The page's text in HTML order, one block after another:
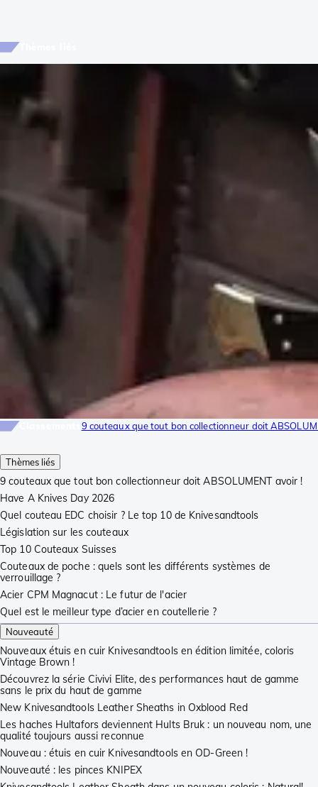
Thèmes liés
9 couteaux que tout bon collectionneur doit ABSOLUMENT avoir !
Have A Knives Day 2026
Quel couteau EDC choisir ? Le top 10 de Knivesandtools
Législation sur les couteaux
Top 10 Couteaux Suisses
Couteaux de poche : quels sont les différents systèmes de
verrouillage ?
Acier CPM Magnacut : Le futur de l'acier
Quel est le meilleur type d’acier en coutellerie ?
Nouveauté
Nouveaux étuis en cuir Knivesandtools en édition limitée, coloris
Vintage Brown !
Découvrez la série Civivi Elite, des performances haut de gamme
sans le prix du haut de gamme
New Knivesandtools Leather Sheaths in Oxblood Red
Les haches Hultafors deviennent Hults Bruk : un nouveau nom, une
qualité toujours aussi reconnue
Nouveau : étuis en cuir Knivesandtools en OD-Green !
Nouveauté : les pinces KNIPEX
9 couteaux que tout bon collectionneur doit